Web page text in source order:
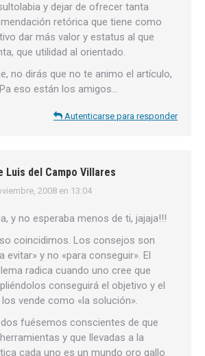
y dejar de ofrecer tanta
retórica que tiene como
dar más valor y estatus al que
que utilidad al orientado.
no dirás que no te animo el artículo,
eso están los amigos…
Autenticarse para responder
Luis del Campo Villares
2008 en 13:04
y no esperaba menos de ti, jajaja!!!
coincidimos. Los consejos son
evitar» y no «para conseguir». El
radica cuando uno cree que
conseguirá el objetivo y el
vende como «la solución».
fuésemos conscientes de que
y que llevadas a la
cada uno es un mundo oro gallo